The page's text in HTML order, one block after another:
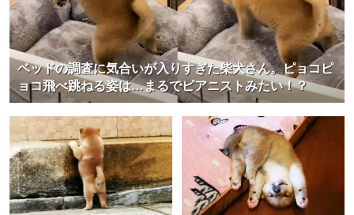
ベッドの調査に気合いが入りすぎた柴犬さん。ピョコピ
ョコ飛べ跳ねる姿は…まるでピアニストみたい！？